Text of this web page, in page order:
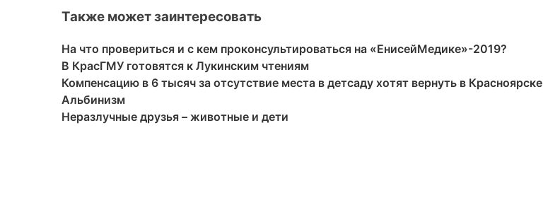
Также может заинтересовать
На что провериться и с кем проконсультироваться на «ЕнисейМедике»-2019?
В КрасГМУ готовятся к Лукинским чтениям
Компенсацию в 6 тысяч за отсутствие места в детсаду хотят вернуть в Красноярске
Альбинизм
Неразлучные друзья – животные и дети